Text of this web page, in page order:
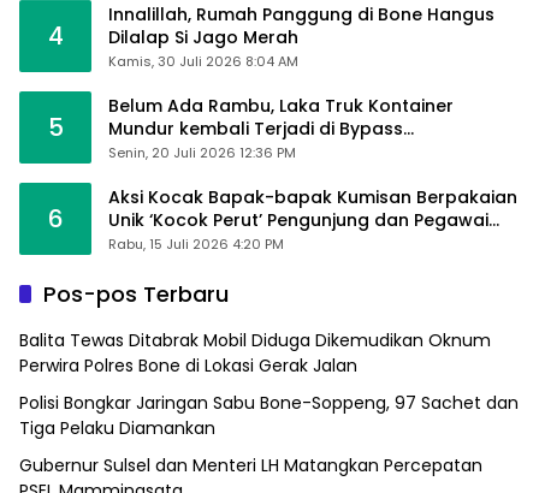
4
Innalillah, Rumah Panggung di Bone Hangus
Dilalap Si Jago Merah
Kamis, 30 Juli 2026 8:04 AM
5
Belum Ada Rambu, Laka Truk Kontainer
Mundur kembali Terjadi di Bypass
Sumpallabbu
Senin, 20 Juli 2026 12:36 PM
6
Aksi Kocak Bapak-bapak Kumisan Berpakaian
Unik ‘Kocok Perut’ Pengunjung dan Pegawai
Alfamart, Ngaku Aktifkan Layar Sentuh Atm
Rabu, 15 Juli 2026 4:20 PM
Pos-pos Terbaru
Balita Tewas Ditabrak Mobil Diduga Dikemudikan Oknum
Perwira Polres Bone di Lokasi Gerak Jalan
Polisi Bongkar Jaringan Sabu Bone-Soppeng, 97 Sachet dan
Tiga Pelaku Diamankan
Gubernur Sulsel dan Menteri LH Matangkan Percepatan